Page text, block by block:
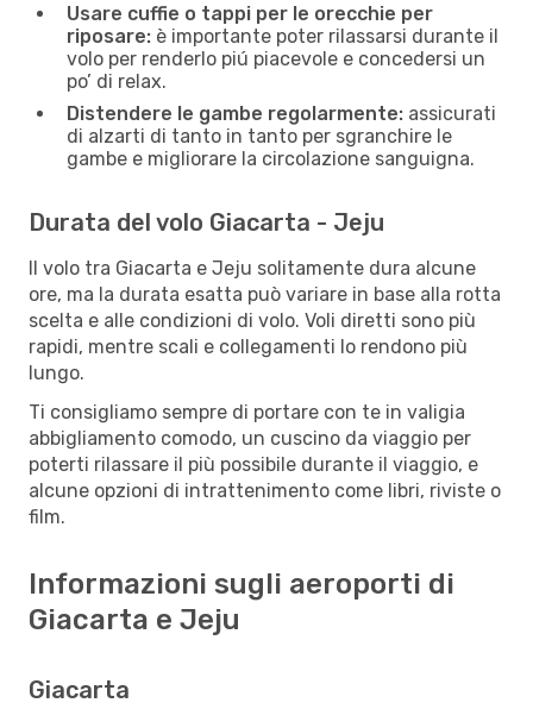
Usare cuffie o tappi per le orecchie per
riposare: è importante poter rilassarsi durante il
volo per renderlo piú piacevole e concedersi un
po’ di relax.
Distendere le gambe regolarmente: assicurati
di alzarti di tanto in tanto per sgranchire le
gambe e migliorare la circolazione sanguigna.
Durata del volo Giacarta - Jeju
Il volo tra Giacarta e Jeju solitamente dura alcune
ore, ma la durata esatta può variare in base alla rotta
scelta e alle condizioni di volo. Voli diretti sono più
rapidi, mentre scali e collegamenti lo rendono più
lungo.
Ti consigliamo sempre di portare con te in valigia
abbigliamento comodo, un cuscino da viaggio per
poterti rilassare il più possibile durante il viaggio, e
alcune opzioni di intrattenimento come libri, riviste o
film.
Informazioni sugli aeroporti di
Giacarta e Jeju
Giacarta